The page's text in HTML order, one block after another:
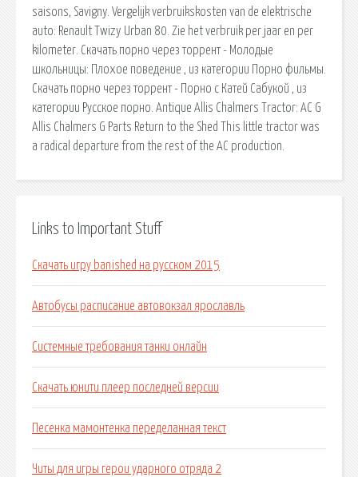
saisons, Savigny. Vergelijk verbruikskosten van de elektrische
auto: Renault Twizy Urban 80. Zie het verbruik per jaar en per
kilometer. Скачать порно через торрент - Молодые
школьницы: Плохое поведение , из категории Порно фильмы.
Скачать порно через торрент - Порно с Катей Сабукой , из
категории Русское порно. Antique Allis Chalmers Tractor: AC G
Allis Chalmers G Parts Return to the Shed This little tractor was
a radical departure from the rest of the AC production.
Links to Important Stuff
Скачать игру banished на русском 2015
Автобусы расписание автовокзал ярославль
Системные требования танки онлайн
Скачать юнити плеер последней версии
Песенка мамонтенка переделанная текст
Читы для игры герои ударного отряда 2